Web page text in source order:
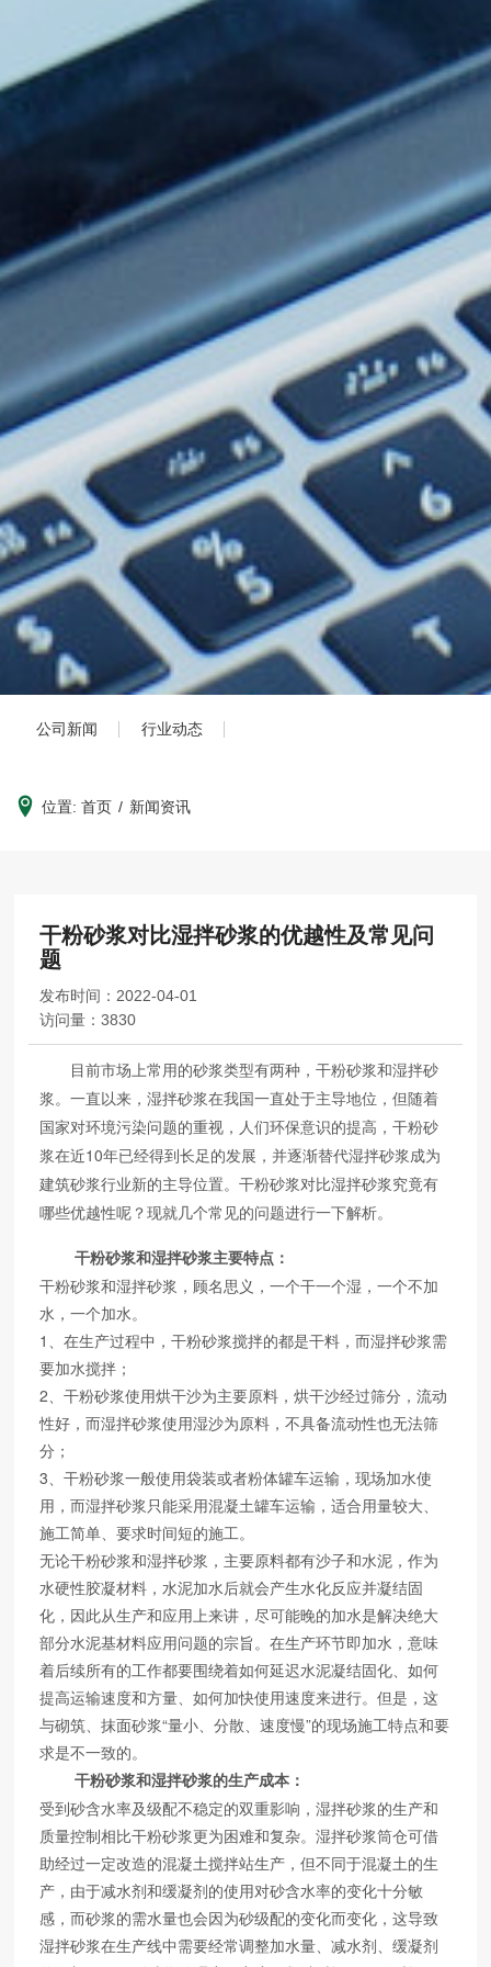
公司新闻 行业动态
位置: 首页 / 新闻资讯
干粉砂浆对比湿拌砂浆的优越性及常见问
题
发布时间： 2022-04-01
访问量：3830
目前市场上常用的砂浆类型有两种，干粉砂浆和湿拌砂
浆。一直以来，湿拌砂浆在我国一直处于主导地位，但随着
国家对环境污染问题的重视，人们环保意识的提高，干粉砂
浆在近10年已经得到长足的发展，并逐渐替代湿拌砂浆成为
建筑砂浆行业新的主导位置。干粉砂浆对比湿拌砂浆究竟有
哪些优越性呢？现就几个常见的问题进行一下解析。
干粉砂浆和湿拌砂浆主要特点：
干粉砂浆和湿拌砂浆，顾名思义，一个干一个湿，一个不加
水，一个加水。
1、在生产过程中，干粉砂浆搅拌的都是干料，而湿拌砂浆需
要加水搅拌；
2、干粉砂浆使用烘干沙为主要原料，烘干沙经过筛分，流动
性好，而湿拌砂浆使用湿沙为原料，不具备流动性也无法筛
分；
3、干粉砂浆一般使用袋装或者粉体罐车运输，现场加水使
用，而湿拌砂浆只能采用混凝土罐车运输，适合用量较大、
施工简单、要求时间短的施工。
无论干粉砂浆和湿拌砂浆，主要原料都有沙子和水泥，作为
水硬性胶凝材料，水泥加水后就会产生水化反应并凝结固
化，因此从生产和应用上来讲，尽可能晚的加水是解决绝大
部分水泥基材料应用问题的宗旨。在生产环节即加水，意味
着后续所有的工作都要围绕着如何延迟水泥凝结固化、如何
提高运输速度和方量、如何加快使用速度来进行。但是，这
与砌筑、抹面砂浆“量小、分散、速度慢”的现场施工特点和要
求是不一致的。
干粉砂浆和湿拌砂浆的生产成本：
受到砂含水率及级配不稳定的双重影响，湿拌砂浆的生产和
质量控制相比干粉砂浆更为困难和复杂。湿拌砂浆筒仓可借
助经过一定改造的混凝土搅拌站生产，但不同于混凝土的生
产，由于减水剂和缓凝剂的使用对砂含水率的变化十分敏
感，而砂浆的需水量也会因为砂级配的变化而变化，这导致
湿拌砂浆在生产线中需要经常调整加水量、减水剂、缓凝剂